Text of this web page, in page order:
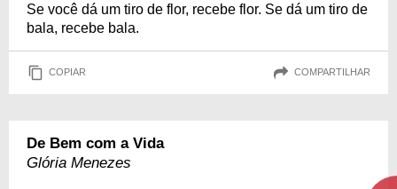
Se você dá um tiro de flor, recebe flor. Se dá um tiro de
bala, recebe bala.
COPIAR COMPARTILHAR
De Bem com a Vida
Glória Menezes